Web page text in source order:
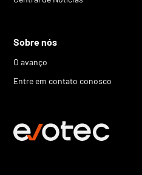
Sobre nós
O avanço
Entre em contato conosco